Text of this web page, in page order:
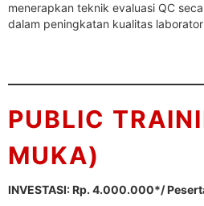
menerapkan teknik evaluasi QC
dalam peningkatan kualitas
PUBLIC
MUKA)
INVESTASI: Rp. 4.000.000*/